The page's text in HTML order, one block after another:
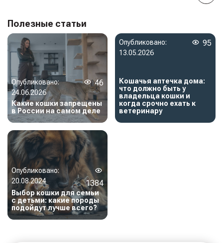
Полезные статьи
Опубликовано:
24.06.2026
46
Какие кошки запрещены
в России на самом деле
Опубликовано:
13.05.2026
95
Кошачья аптечка дома:
что должно быть у
владельца кошки и
когда срочно ехать к
ветеринару
Опубликовано:
20.08.2024
1384
Выбор кошки для семьи
с детьми: какие породы
подойдут лучше всего?